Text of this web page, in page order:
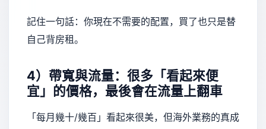
記住一句話：你現在不需要的配置，買了也只是替
自己背房租。
4）帶寬與流量：很多「看起來便
宜」的價格，最後會在流量上翻車
「每月幾十/幾百」看起來很美，但海外業務的真成